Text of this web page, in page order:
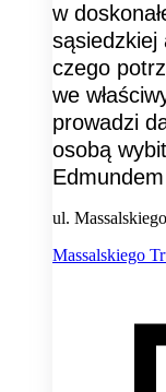
w
sąsiedzkiej
czego
we
prowadzi
osobą
ul. Massalskiego
Massalskiego